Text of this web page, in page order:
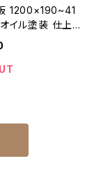
1200×190~41
イル塗装 仕上